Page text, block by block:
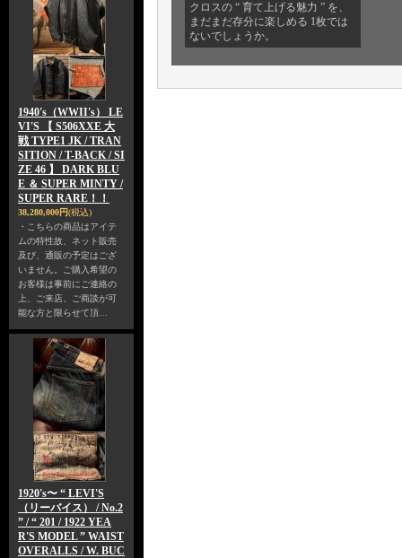
1940's（WWII's） LE
VI'S 【 S506XXE 大
戦 TYPE1 JK / TRAN
SITION / T-BACK / SI
ZE 46 】 DARK BLU
E ＆ SUPER MINTY /
SUPER RARE！！
38,280,000円(税込)
・こちらの商品はアイテ
ムの特性故、ネット販売
及び、通販の予定はござ
いません。ご購入希望の
お客様は事前にご連絡の
上、ご来店、ご商談が可
能な方と限らせて頂…
1920's〜 “ LEVI'S
（リーバイス） / No.2
” / “ 201 / 1922 YEA
R'S MODEL ” WAIST
OVERALLS / W. BUC
クロスの “ 育て上げる魅力 ” を、
まだまだ存分に楽しめる 1枚では
ないでしょうか。